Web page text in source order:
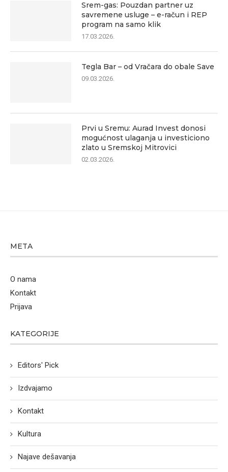
Srem-gas: Pouzdan partner uz
savremene usluge – e-račun i REP
program na samo klik
17.03.2026.
Tegla Bar – od Vračara do obale Save
09.03.2026.
Prvi u Sremu: Aurad Invest donosi
mogućnost ulaganja u investiciono
zlato u Sremskoj Mitrovici
02.03.2026.
META
O nama
Kontakt
Prijava
KATEGORIJE
Editors' Pick
Izdvajamo
Kontakt
Kultura
Najave dešavanja